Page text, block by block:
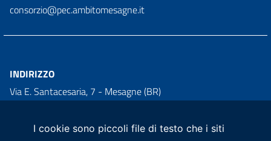
consorzio@pec.ambitomesagne.it
INDIRIZZO
Via E. Santacesaria, 7 - Mesagne (BR)
PARTITA IVA
02673320749
CODICE UNIVOCO
I cookie sono piccoli file di testo che i siti